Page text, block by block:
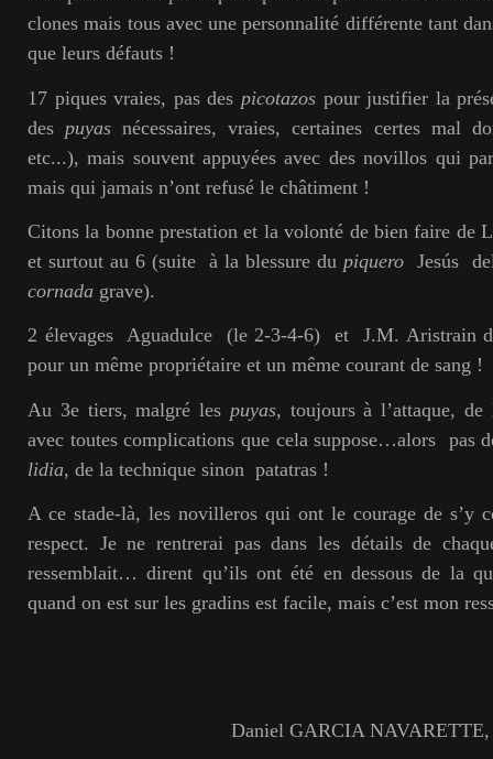
clones mais tous avec une personnalité différente tant
que leurs défauts !
17 piques vraies, pas des picotazospour justifier la
des puyas nécessaires, vraies, certaines certes mal
etc...), mais souvent appuyées avec des novillos qui
mais qui jamais n’ont refusé le châtiment !
Citons la bonne prestation et la volonté de bien faire de
et surtout au 6 (suite à la blessure du piquero Jesús
cornada grave).
2 élevages Aguadulce (le 2-3-4-6) et J.M. Aristrain
pour un même propriétaire et un même courant de sang !
Au 3e tiers, malgré les puyas, toujours à l’attaque,
avec toutes complications que cela suppose…alors pas
lidia, de la technique sinon patatras !
A ce stade-là, les novilleros qui ont le courage de s’y
respect. Je ne rentrerai pas dans les détails de
ressemblait… dirent qu’ils ont été en dessous de la
quand on est sur les gradins est facile, mais c’est mon
Daniel GARCIA NAVARETTE,